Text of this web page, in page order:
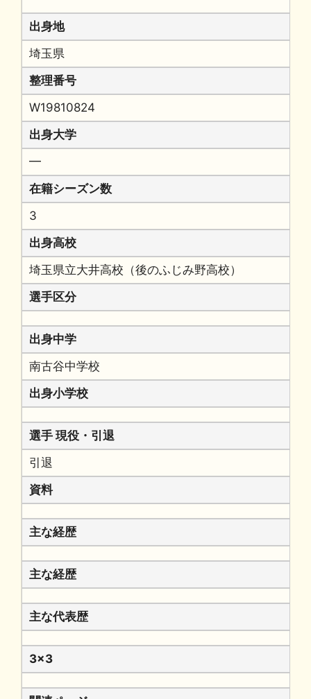
出身地
埼玉県
整理番号
W19810824
出身大学
━
在籍シーズン数
3
出身高校
埼玉県立大井高校（後のふじみ野高校）
選手区分
出身中学
南古谷中学校
出身小学校
選手 現役・引退
引退
資料
主な経歴
主な経歴
主な代表歴
3x3